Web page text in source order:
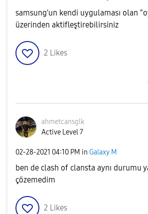
samsung'un kendi uygulaması olan
üzerinden aktifleştirebilirsiniz
2 Likes
ahmetcansglk
Active Level 7
‎02-28-2021 04:10 PM in Galaxy M
ben de clash of clansta aynı durumu
çözemedim
2 Likes